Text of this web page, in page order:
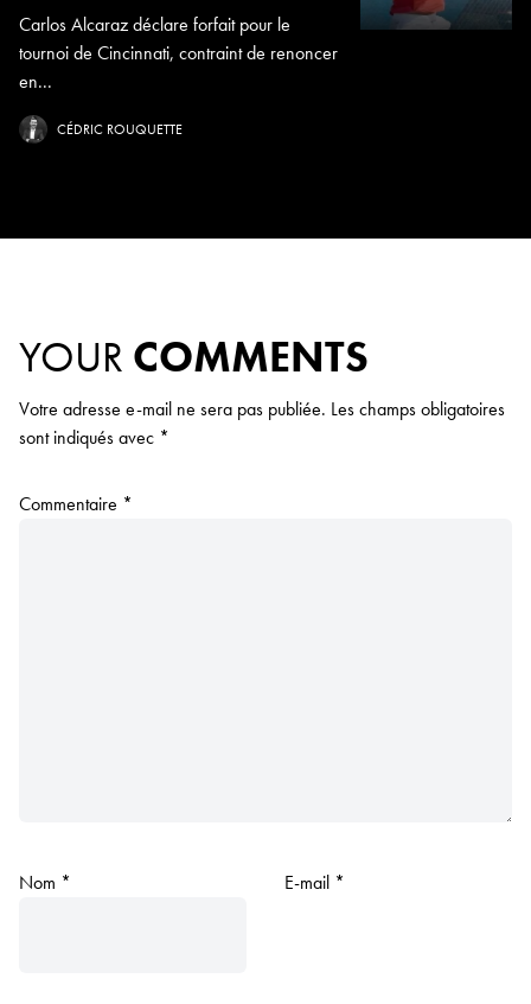
Carlos Alcaraz déclare forfait pour le
tournoi de Cincinnati, contraint de renoncer
en...
CÉDRIC ROUQUETTE
YOUR COMMENTS
Votre adresse e-mail ne sera pas publiée. Les champs obligatoires
sont indiqués avec *
Commentaire *
Nom * E-mail *